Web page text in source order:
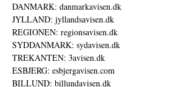
DANMARK: danmarkavisen.dk
JYLLAND: jyllandsavisen.dk
REGIONEN: regionsavisen.dk
SYDDANMARK: sydavisen.dk
TREKANTEN: 3avisen.dk
ESBJERG: esbjergavisen.com
BILLUND: billundavisen.dk